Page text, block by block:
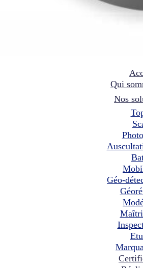
Qui
Nos
Géo-